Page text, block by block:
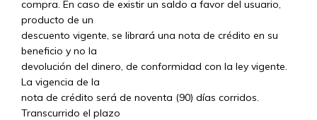
compra. En caso de existir un saldo a favor del usuario,
producto de un
descuento vigente, se librará una nota de crédito en su
beneficio y no la
devolución del dinero, de conformidad con la ley vigente.
La vigencia de la
nota de crédito será de noventa (90) días corridos.
Transcurrido el plazo